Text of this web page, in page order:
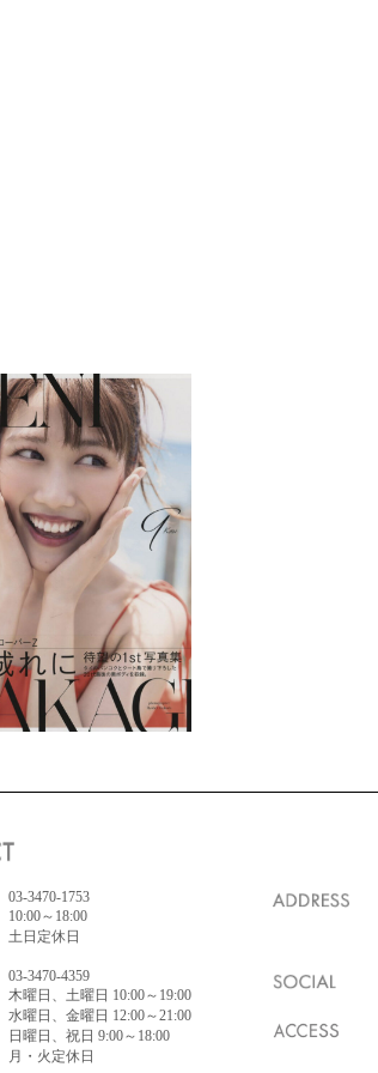
03-3470-1753
10:00～18:00
土日定休日
03-3470-4359
木曜日、土曜日 10:00～19:00
水曜日、金曜日 12:00～21:00
日曜日、祝日 9:00～18:00
月・火定休日